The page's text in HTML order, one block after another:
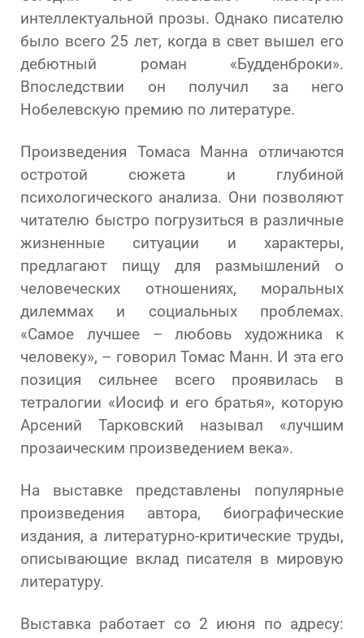
интеллектуальной прозы. Однако писателю
было всего 25 лет, когда в свет вышел его
дебютный роман «Будденброки».
Впоследствии он получил за него
Нобелевскую премию по литературе.
Произведения Томаса Манна отличаются
остротой сюжета и глубиной
психологического анализа. Они позволяют
читателю быстро погрузиться в различные
жизненные ситуации и характеры,
предлагают пищу для размышлений о
человеческих отношениях, моральных
дилеммах и социальных проблемах.
«Самое лучшее – любовь художника к
человеку», – говорил Томас Манн. И эта его
позиция сильнее всего проявилась в
тетралогии «Иосиф и его братья», которую
Арсений Тарковский называл «лучшим
прозаическим произведением века».
На выставке представлены популярные
произведения автора, биографические
издания, а литературно-критические труды,
описывающие вклад писателя в мировую
литературу.
Выставка работает со 2 июня по адресу: